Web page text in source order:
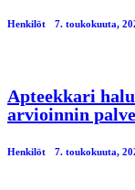
Henkilöt 7. toukokuuta,
Apteekkari
arvioinnin
Henkilöt 7. toukokuuta,